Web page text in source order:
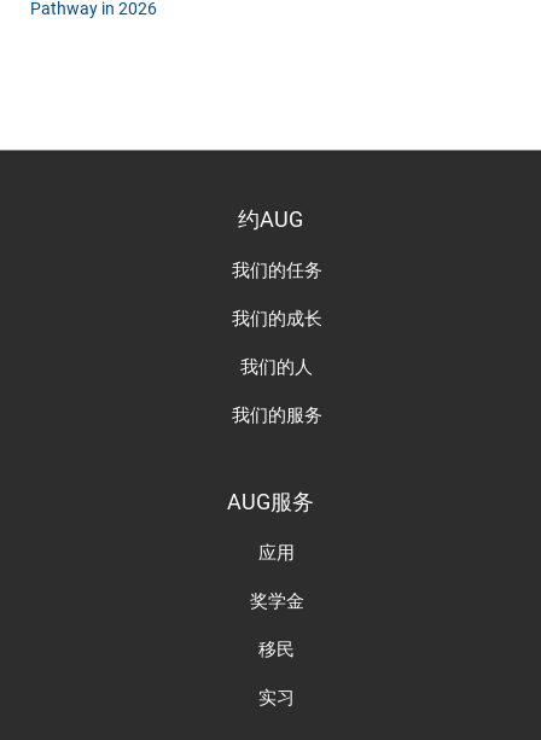
Pathway in 2026
约AUG
我们的任务
我们的成长
我们的人
我们的服务
AUG服务
应用
奖学金
移民
实习